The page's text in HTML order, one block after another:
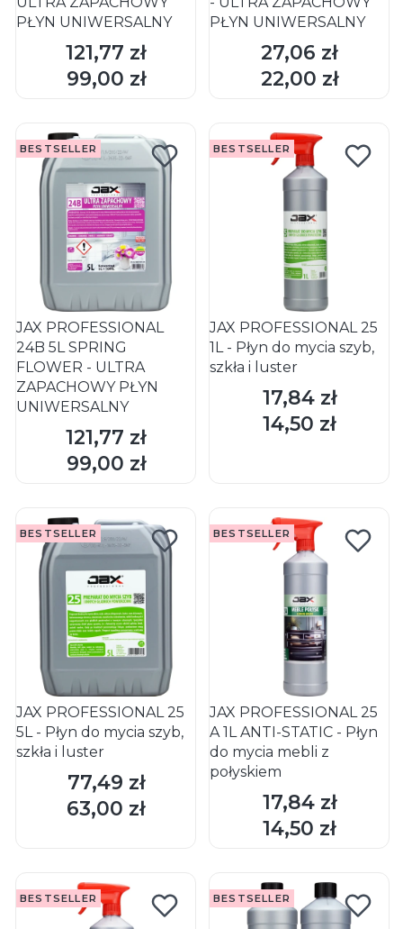
PŁYN UNIWERSALNY
Cena
121,77 zł
Cena
99,00 zł
DO KOSZYKA
PŁYN UNIWERSALNY
Cena
27,06 zł
Cena
22,00 zł
DO KOSZYKA
BESTSELLER
JAX PROFESSIONAL
24B 5L SPRING
FLOWER - ULTRA
ZAPACHOWY PŁYN
UNIWERSALNY
Cena
121,77 zł
Cena
99,00 zł
DO KOSZYKA
BESTSELLER
JAX PROFESSIONAL 25
1L - Płyn do mycia szyb,
szkła i luster
Cena
17,84 zł
Cena
14,50 zł
BESTSELLER
JAX PROFESSIONAL 25
5L - Płyn do mycia szyb,
szkła i luster
Cena
77,49 zł
Cena
63,00 zł
DO KOSZYKA
BESTSELLER
JAX PROFESSIONAL 25
A 1L ANTI-STATIC - Płyn
do mycia mebli z
połyskiem
Cena
17,84 zł
Cena
14,50 zł
DO KOSZYKA
BESTSELLER BESTSELLER